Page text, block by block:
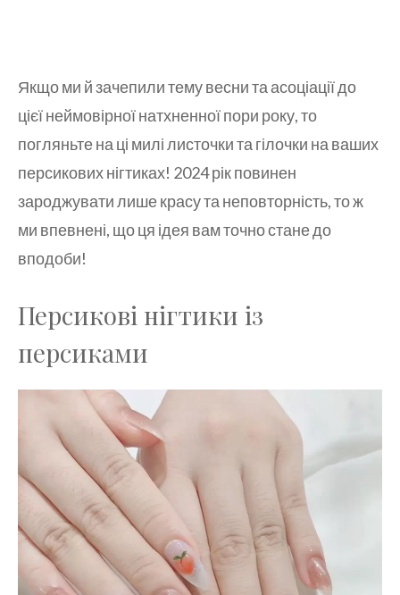
Якщо ми й зачепили тему весни та асоціації до
цієї неймовірної натхненної пори року, то
погляньте на ці милі листочки та гілочки на ваших
персикових нігтиках! 2024 рік повинен
зароджувати лише красу та неповторність, то ж
ми впевнені, що ця ідея вам точно стане до
вподоби!
Персикові нігтики із
персиками